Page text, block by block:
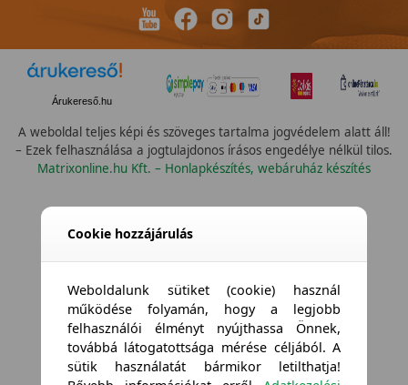
Árukereső.hu
A weboldal teljes képi és szöveges tartalma jogvédelem alatt áll!
– Ezek felhasználása a jogtulajdonos írásos engedélye nélkül tilos.
Matrixonline.hu Kft. – Honlapkészítés, webáruház készítés
Cookie hozzájárulás
Weboldalunk sütiket (cookie) használ
működése folyamán, hogy a legjobb
felhasználói élményt nyújthassa Önnek,
továbbá látogatottsága mérése céljából. A
sütik használatát bármikor letilthatja!
Összes vízállóság